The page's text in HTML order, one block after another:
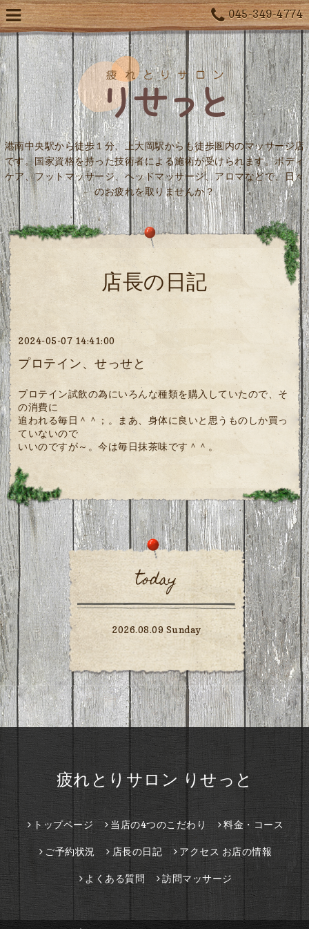
045-349-4774
港南中央駅から徒歩１分、上大岡駅からも徒歩圏内のマッサージ店
です。国家資格を持った技術者による施術が受けられます。ボディ
ケア、フットマッサージ、ヘッドマッサージ、アロマなどで、日々
のお疲れを取りませんか？
店長の日記
2024-05-07 14:41:00
プロテイン、せっせと
プロテイン試飲の為にいろんな種類を購入していたので、そ
の消費に
追われる毎日＾＾；。まあ、身体に良いと思うものしか買っ
ていないので
いいのですが～。今は毎日抹茶味です＾＾。
today
2026.08.09 Sunday
疲れとりサロン りせっと
トップページ 当店の4つのこだわり 料金・コース
ご予約状況 店長の日記 アクセス お店の情報
よくある質問 訪問マッサージ